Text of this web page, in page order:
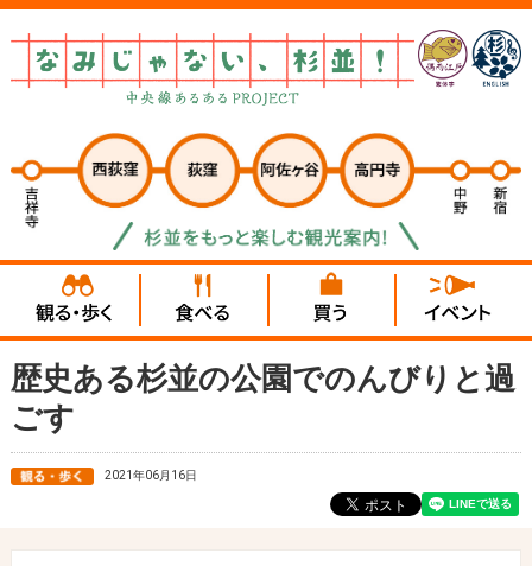
歴史ある杉並の公園でのんびりと過
ごす
2021年06月16日